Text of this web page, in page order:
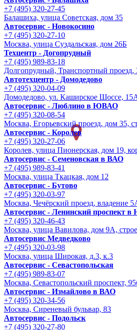
+7 (495) 320-27-45
Балашиха, улица Советская, дом 35
Автосервис - Новокосино
+7 (495) 320-27-10
Москва, улица Суздальская, дом 26Б
Техцентр - Догопрудный
+7 (495) 989-83-18
Долгопрудный, Транспортный проезд,
Автотехцентр - Домодедово
+7 (495) 320-04-09
Домодедово, ул. Каширское Шоссе,
Автосервис - Люблино в ЮВАО
+7 (495) 320-08-54
Москва, Егорьевский проезд, дом 35,
Автосервис - Королев
+7 (495) 320-27-06
Королев, улица Пионерская, дом 19,
Автосервис - Семеновская в ВАО
+7 (495) 989-83-41
Москва, улица Ткацкая, дом 12
Автосервис - Бутово
+7 (495) 320-03-97
Москва, Чечёрский проезд, владение
Автосервис - Ленинский проспект
+7 (495) 320-46-43
Москва, улица Вавилова, дом 9A,
Автосервис Медведково
+7 (495) 320-03-98
Москва, улица Широкая, д.3, к.3
Автосервис - Cевастопольская
+7 (495) 989-83-07
Москва, Севастопольский проспект,
Автосервис - Измайлово в ВАО
+7 (495) 320-34-56
Москва, Сиреневый бульвар, 83
Автосервис - Подольск
+7 (495) 320-27-80